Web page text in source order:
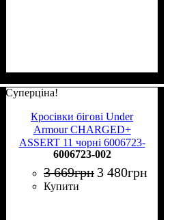
Суперціна!
Кросівки бігові Under
Armour CHARGED+
ASSERT 11 чорні 6006723-
002
6006723-002
3 669грн 3 480грн
Купити